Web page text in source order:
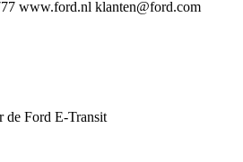
www.ford.nl klanten@ford.com
de Ford E-Transit